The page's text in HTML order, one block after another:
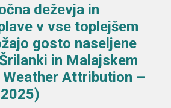
deževja in
v vse toplejšem
gosto naseljene
in Malajskem
Attribution –